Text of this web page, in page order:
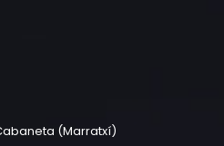
(Marratxí)